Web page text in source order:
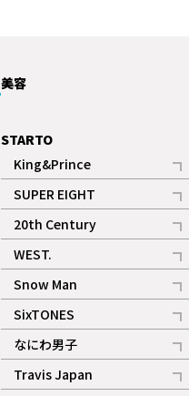
美容
STARTO
King&Prince
記事
SUPER EIGHT
記事
20th Century
記事
WEST.
記事
Snow Man
記事
ギャラリー
SixTONES
記事
ギャラリー
なにわ男子
記事
Travis Japan